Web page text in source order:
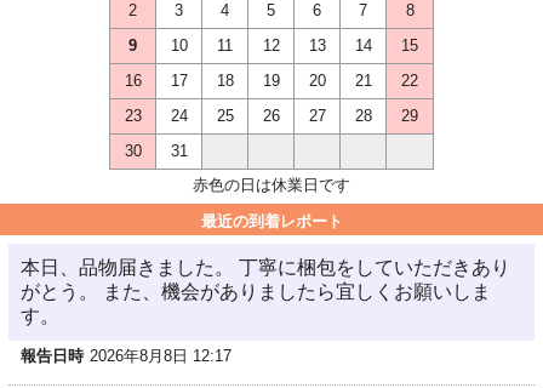
2
3 4 5 6 7
8
9
10 11 12 13 14
15
16
17 18 19 20 21
22
23
24 25 26 27 28
29
30
31
赤色の日は休業日です
最近の到着レポート
本日、品物届きました。 丁寧に梱包をしていただきあり
がとう。 また、機会がありましたら宜しくお願いしま
す。
報告日時 2026年8月8日 12:17